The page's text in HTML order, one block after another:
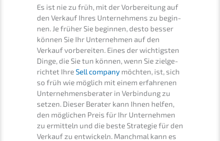
Es ist nie zu früh, mit der Vorbe­rei­tung auf
den Verkauf Ihres Unter­neh­mens zu begin­
nen. Je früher Sie begin­nen, desto besser
können Sie Ihr Unter­neh­men auf den
Verkauf vorbe­rei­ten. Eines der wichtigs­ten
Dinge, die Sie tun können, wenn Sie zielge­
rich­tet IhreSell compa­ny möchten, ist, sich
so früh wie möglich mit einem erfah­re­nen
Unter­neh­mens­be­ra­ter in Verbin­dung zu
setzen. Dieser Berater kann Ihnen helfen,
den mögli­chen Preis für Ihr Unter­neh­men
zu ermit­teln und die beste Strate­gie für den
Verkauf zu entwi­ckeln. Manch­mal kann es